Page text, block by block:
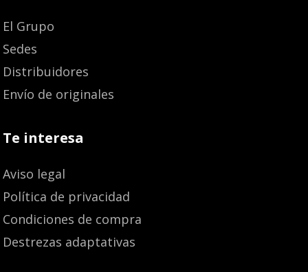
El Grupo
Sedes
Distribuidores
Envío de originales
Te interesa
Aviso legal
Política de privacidad
Condiciones de compra
Destrezas adaptativas